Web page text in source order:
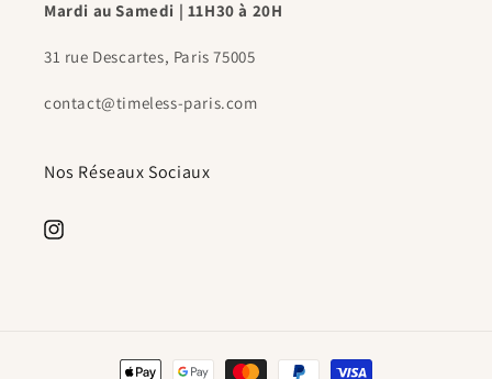
Mardi au Samedi | 11H30 à 20H
31 rue Descartes, Paris 75005
contact@timeless-paris.com
Nos Réseaux Sociaux
https://www.instagram.com/timeless.paris.shop/
Moyens